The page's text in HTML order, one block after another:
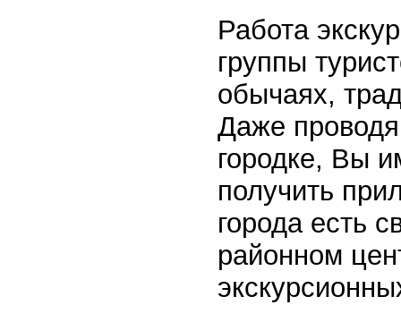
Работа
группы
обычаях,
Даже
городке, Вы
получить
города есть
районном